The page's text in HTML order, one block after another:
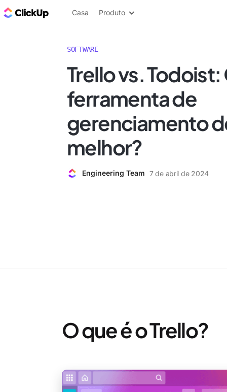
ClickUp Blogue
Casa Produto
SOFTWARE
Trello vs. Todoist:
ferramenta de
gerenciamento
melhor?
Engineering Team 7 de abril de 2024
O que é o Trello?